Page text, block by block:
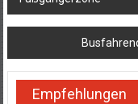
Empfehlungen